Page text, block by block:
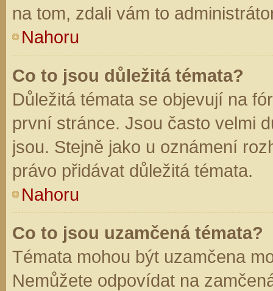
na tom, zdali vám to
Nahoru
Co to jsou důležitá témata?
Důležitá témata se objevují na
první stránce. Jsou často velmi
jsou. Stejně jako u oznámení
právo přidávat důležitá témata.
Nahoru
Co to jsou uzamčená témata?
Témata mohou být uzamčena
Nemůžete odpovídat na